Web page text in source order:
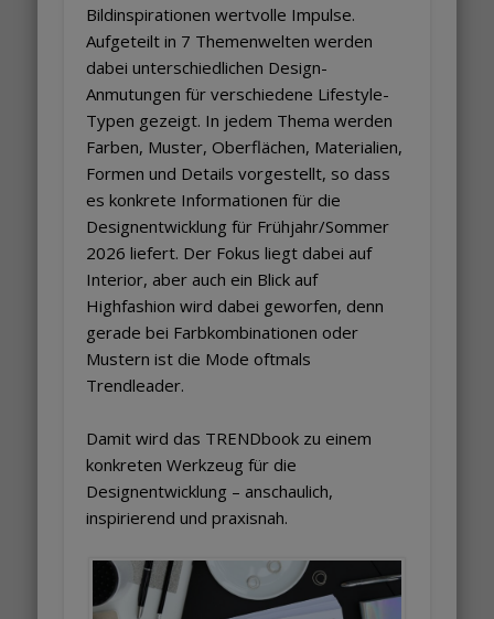
Bildinspirationen wertvolle Impulse.
Aufgeteilt in 7 Themenwelten werden
dabei unterschiedlichen Design-
Anmutungen für verschiedene Lifestyle-
Typen gezeigt. In jedem Thema werden
Farben, Muster, Oberflächen, Materialien,
Formen und Details vorgestellt, so dass
es konkrete Informationen für die
Designentwicklung für Frühjahr/Sommer
2026 liefert. Der Fokus liegt dabei auf
Interior, aber auch ein Blick auf
Highfashion wird dabei geworfen, denn
gerade bei Farbkombinationen oder
Mustern ist die Mode oftmals
Trendleader.
Damit wird das TRENDbook zu einem
konkreten Werkzeug für die
Designentwicklung – anschaulich,
inspirierend und praxisnah.